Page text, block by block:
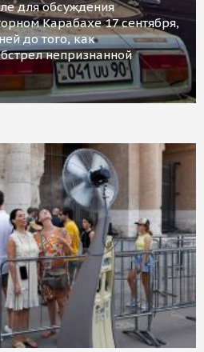
для обсуждения
Карабахе 17 сентября,
до того, как
непризнанной